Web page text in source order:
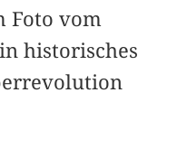
Foto vom
historisches